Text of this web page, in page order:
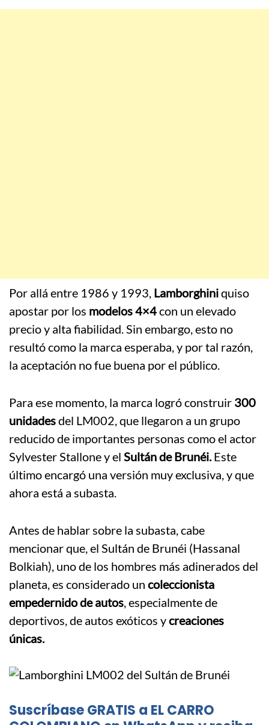
Por allá entre 1986 y 1993, Lamborghiniquiso
apostar por los modelos 4×4con un elevado
precio y alta fiabilidad. Sin embargo, esto no
resultó como la marca esperaba, y por tal razón,
la aceptación no fue buena por el público.
Para ese momento, la marca logró construir 300
unidadesdel LM002, que llegaron a un grupo
reducido de importantes personas como el actor
Sylvester Stallone y el Sultán de Brunéi.Este
último encargó una versión muy exclusiva, y que
ahora está a subasta.
Antes de hablar sobre la subasta, cabe
mencionar que, el Sultán de Brunéi (Hassanal
Bolkiah), uno de los hombres más adinerados del
planeta, es considerado un coleccionista
empedernido de autos, especialmente de
deportivos, de autos exóticos ycreaciones
únicas.
Suscríbase GRATIS a EL CARRO